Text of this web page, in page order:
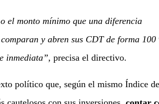
el monto mínimo que una diferencia
y abren sus CDT de forma 100
inmediata”, precisa el directivo.
político que, según el mismo Índice de